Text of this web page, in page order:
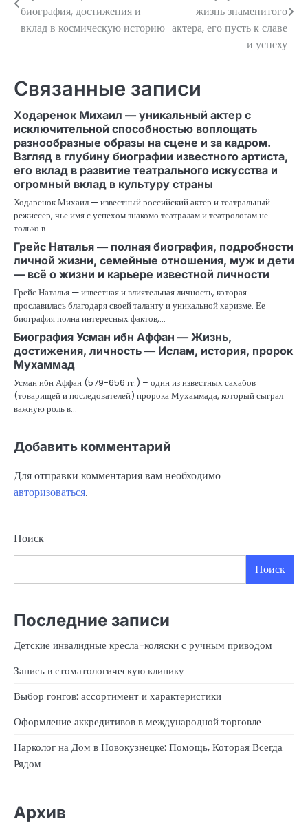
по
записям
биография, достижения и
вклад в космическую историю
жизнь знаменитого
актера, его пусть к славе
и успеху
Связанные записи
Ходаренок Михаил — уникальный актер с
исключительной способностью воплощать
разнообразные образы на сцене и за кадром.
Взгляд в глубину биографии известного артиста,
его вклад в развитие театрального искусства и
огромный вклад в культуру страны
Ходаренок Михаил — известный российский актер и театральный
режиссер, чье имя с успехом знакомо театралам и театрологам не
только в…
Грейс Наталья — полная биография, подробности
личной жизни, семейные отношения, муж и дети
— всё о жизни и карьере известной личности
Грейс Наталья — известная и влиятельная личность, которая
прославилась благодаря своей таланту и уникальной харизме. Ее
биография полна интересных фактов,…
Биография Усман ибн Аффан — Жизнь,
достижения, личность — Ислам, история, пророк
Мухаммад
Усман ибн Аффан (579-656 гг.) – один из известных сахабов
(товарищей и последователей) пророка Мухаммада, который сыграл
важную роль в…
Добавить комментарий
Для отправки комментария вам необходимо
авторизоваться.
Поиск
Поиск
Последние записи
Детские инвалидные кресла-коляски с ручным приводом
Запись в стоматологическую клинику
Выбор гонгов: ассортимент и характеристики
Оформление аккредитивов в международной торговле
Нарколог на Дом в Новокузнецке: Помощь, Которая Всегда
Рядом
Архив